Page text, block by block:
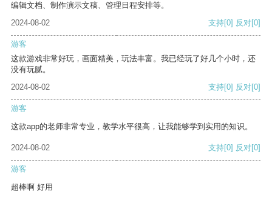
编辑文档、制作演示文稿、管理日程安排等。
2024-08-02
支持[0] 反对[0]
游客
这款游戏非常好玩，画面精美，玩法丰富。我已经玩了好几个小时，还
没有玩腻。
2024-08-02
支持[0] 反对[0]
游客
这款app的老师非常专业，教学水平很高，让我能够学到实用的知识。
2024-08-02 支持[0] 反对[0]
游客
超棒啊 好用